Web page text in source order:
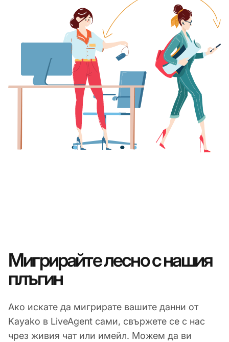
Мигрирайте лесно с нашия
плъгин
Ако искате да мигрирате вашите данни от
Kayako в LiveAgent сами, свържете се с нас
чрез живия чат или имейл. Можем да ви